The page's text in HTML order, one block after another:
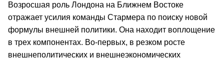
Возросшая роль Лондона на Ближнем Востоке
отражает усилия команды Стармера по поиску новой
формулы внешней политики. Она находит воплощение
в трех компонентах. Во-первых, в резком росте
внешнеполитических и внешнеэкономических